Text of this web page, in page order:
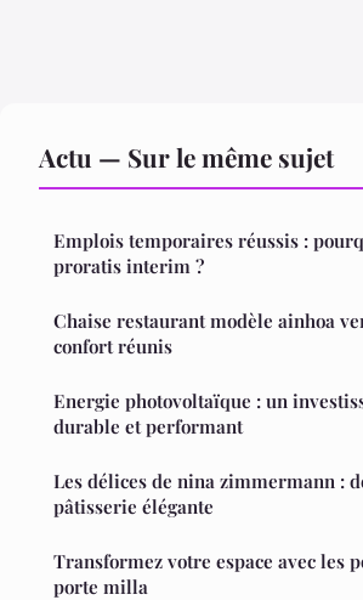
Actu — Sur le même sujet
Emplois temporaires réussis :
proratis interim ?
Chaise restaurant modèle ainhoa
confort réunis
Energie photovoltaïque : un
durable et performant
Les délices de nina zimmermann :
pâtisserie élégante
Transformez votre espace avec les
porte milla